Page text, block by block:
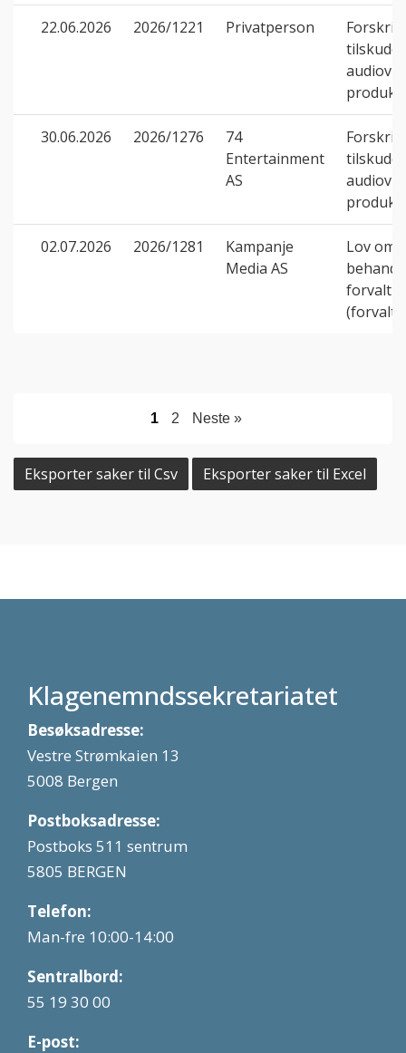
22.06.2026 2026/1221 Privatperson
tilskudd
30.06.2026 2026/1276
74
Entertainment
AS
tilskudd
02.07.2026 2026/1281
Kampanje
Media AS
Lov om
1 2 Neste »
Eksporter saker til Csv Eksporter saker til Excel
Klagenemndssekretariatet
Besøksadresse:
Vestre Strømkaien 13
5008 Bergen
Postboksadresse:
Postboks 511 sentrum
5805 BERGEN
Telefon:
Man-fre 10:00-14:00
Sentralbord:
55 19 30 00
E-post: